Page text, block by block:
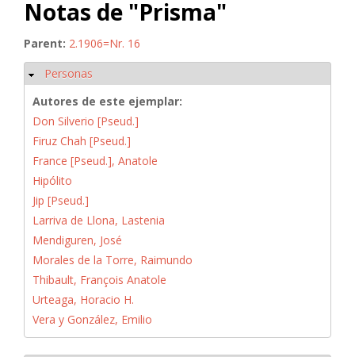
Notas de "Prisma"
Parent: 2.1906=Nr. 16
Ocultar
Personas
Autores de este ejemplar:
Don Silverio [Pseud.]
Firuz Chah [Pseud.]
France [Pseud.], Anatole
Hipólito
Jip [Pseud.]
Larriva de Llona, Lastenia
Mendiguren, José
Morales de la Torre, Raimundo
Thibault, François Anatole
Urteaga, Horacio H.
Vera y González, Emilio